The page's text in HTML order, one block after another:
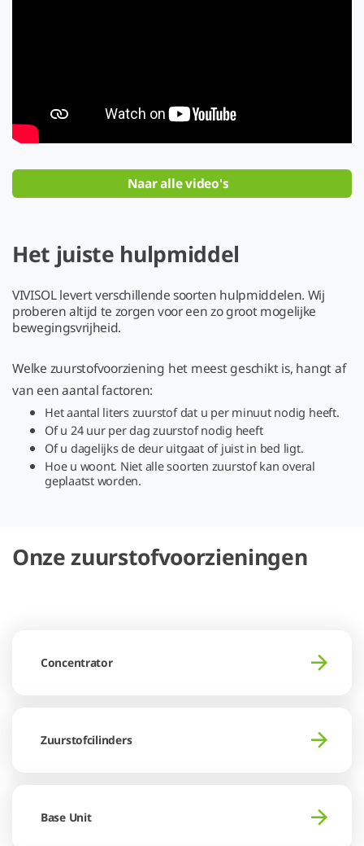
Naar alle video's
Het juiste hulpmiddel
VIVISOL levert verschillende soorten hulpmiddelen. Wij
proberen altijd te zorgen voor een zo groot mogelijke
bewegingsvrijheid.
Welke zuurstofvoorziening het meest geschikt is, hangt af
van een aantal factoren:
Het aantal liters zuurstof dat u per minuut nodig heeft.
Of u 24 uur per dag zuurstof nodig heeft
Of u dagelijks de deur uitgaat of juist in bed ligt.
Hoe u woont. Niet alle soorten zuurstof kan overal
geplaatst worden.
Onze zuurstofvoorzieningen
Concentrator
Zuurstofcilinders
Base Unit